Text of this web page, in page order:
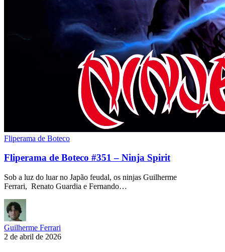
Fliperama de Boteco
Fliperama de Boteco #351 – Ninja Spirit
Sob a luz do luar no Japão feudal, os ninjas Guilherme
Ferrari, Renato Guardia e Fernando…
Guilherme Ferrari
2 de abril de 2026